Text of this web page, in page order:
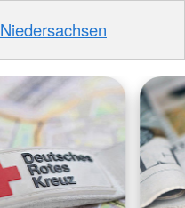
Niedersachsen